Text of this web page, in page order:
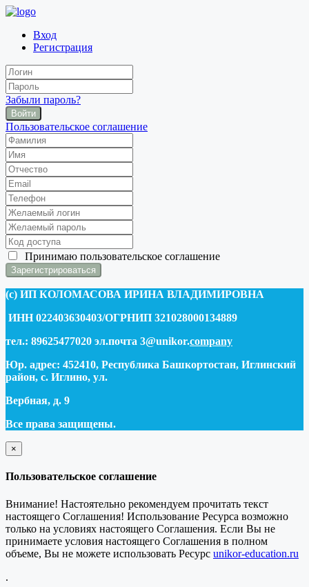
Вход
Регистрация
Забыли пароль?
Войти
Пользовательское соглашение
Принимаю пользовательское соглашение
(c) ИП КОЛОМАСОВА ИРИНА ВЛАДИМИРОВНА
ИНН 022403630403/ОГРНИП 321028000134889
тел.: 89625477020 эл.почта 3@unikor.company
Юр. адрес: 452410, Республика Башкортостан, Иглинский
район, с. Иглино, ул.
Вербная, д. 9
Все права защищены.
×
закрыть
Пользовательское соглашение
Внимание! Настоятельно рекомендуем прочитать текст
настоящего Соглашения! Использование Ресурса возможно
только на условиях настоящего Соглашения. Если Вы не
принимаете условия настоящего Соглашения в полном
объеме, Вы не можете использовать Ресурс unikor-education.ru
.